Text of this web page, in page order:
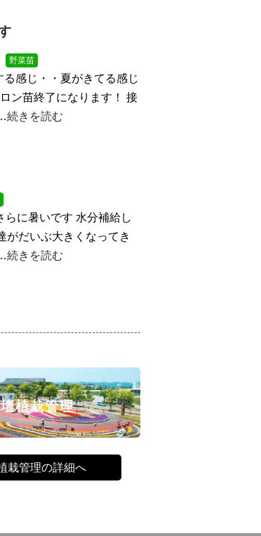
野菜苗
感じ・・夏がきてる感じ
ン苗終了になります！ 接
続きを読む
らに暑いです 水分補給し
がだいぶ大きくなってき
続きを読む
植栽管理
栽管理の詳細へ